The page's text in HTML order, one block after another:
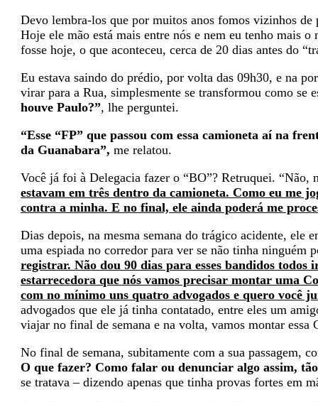
Devo lembra-los que por muitos anos fomos vizinhos
Hoje ele mão está mais entre nós e nem eu tenho mais
fosse hoje, o que aconteceu, cerca de 20 dias antes do
Eu estava saindo do prédio, por volta das 09h30, e na
virar para a Rua, simplesmente se transformou como se
houve Paulo?”, lhe perguntei.
“Esse “FP” que passou com essa camioneta aí na
da Guanabara”, me relatou.
Você já foi à Delegacia fazer o “BO”? Retruquei.
estavam em três dentro da camioneta. Como eu me
contra a minha. E no final, ele ainda poderá me
Dias depois, na mesma semana do trágico acidente, ele
uma espiada no corredor para ver se não tinha ninguém
registrar. Não dou 90 dias para esses bandidos
estarrecedora que nós vamos precisar montar uma
com no mínimo uns quatro advogados e quero você
advogados que ele já tinha contatado, entre eles um
viajar no final de semana e na volta, vamos montar essa
No final de semana, subitamente com a sua passagem,
O que fazer? Como falar ou denunciar algo assim,
se tratava – dizendo apenas que tinha provas fortes em